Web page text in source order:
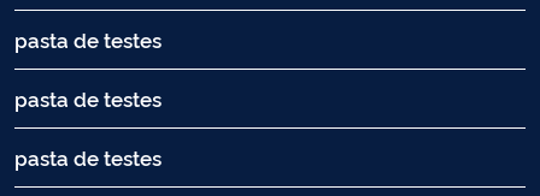
pasta de testes
pasta de testes
pasta de testes